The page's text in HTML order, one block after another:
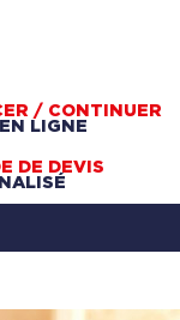
/ CONTINUER
LIGNE
DE DEVIS